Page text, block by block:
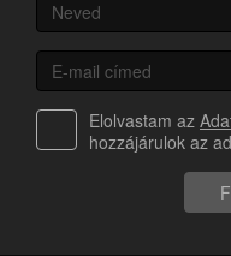
Elolvastam az
hozzájárulok az